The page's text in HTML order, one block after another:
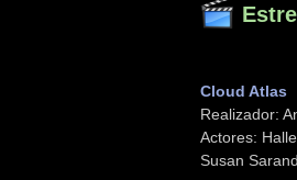
Cloud Atlas
Realizador:
Actores:
Susan